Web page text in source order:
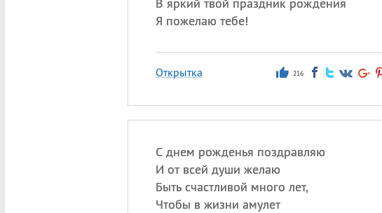
Я пожелаю тебе!
Открытка 216
С днем рожденья поздравляю
И от всей души желаю
Быть счастливой много лет,
Чтобы в жизни амулет